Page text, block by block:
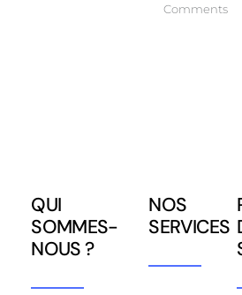
Comments
QUI
SOMMES-
NOUS ?
NOS
SERVICES